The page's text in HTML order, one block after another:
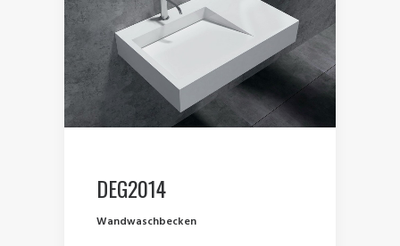
DEG2014
Wandwaschbecken